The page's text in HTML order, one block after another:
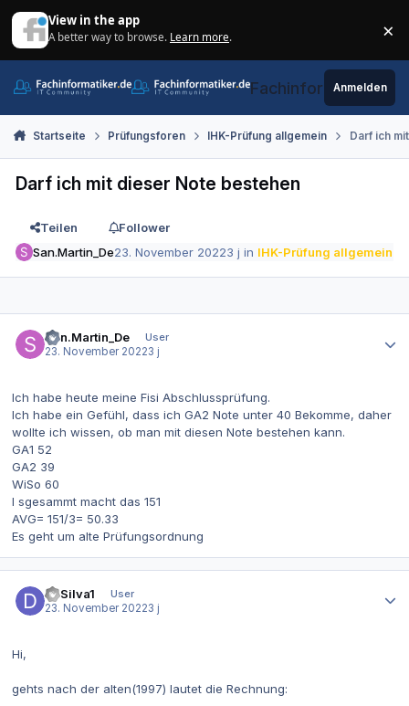
View in the app
A better way to browse. Learn more. ×
Fachinformatiker.de
Anmelden
Startseite Prüfungsforen IHK-Prüfung allgemein Darf ich
Darf ich mit dieser Note bestehen
Teilen
Follower
San.Martin_De23. November 20223 j in IHK-Prüfung allgemein
San.Martin_De
User
23. November 20223 j
Ich habe heute meine Fisi Abschlussprüfung.
Ich habe ein Gefühl, dass ich GA2 Note unter 40 Bekomme, daher
wollte ich wissen, ob man mit diesen Note bestehen kann.
GA1 52
GA2 39
WiSo 60
I sgesammt macht das 151
AVG= 151/3= 50.33
Es geht um alte Prüfungsordnung
DaSilva1
User
23. November 20223 j
Hi,
gehts nach der alten(1997) lautet die Rechnung: